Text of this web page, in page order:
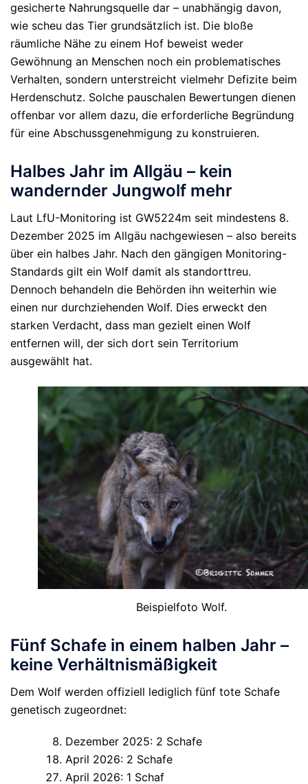
gesicherte Nahrungsquelle dar – unabhängig davon,
wie scheu das Tier grundsätzlich ist. Die bloße
räumliche Nähe zu einem Hof beweist weder
Gewöhnung an Menschen noch ein problematisches
Verhalten, sondern unterstreicht vielmehr Defizite beim
Herdenschutz. Solche pauschalen Bewertungen dienen
offenbar vor allem dazu, die erforderliche Begründung
für eine Abschussgenehmigung zu konstruieren.
Halbes Jahr im Allgäu – kein
wandernder Jungwolf mehr
Laut LfU-Monitoring ist GW5224m seit mindestens 8.
Dezember 2025 im Allgäu nachgewiesen – also bereits
über ein halbes Jahr. Nach den gängigen Monitoring-
Standards gilt ein Wolf damit als standorttreu.
Dennoch behandeln die Behörden ihn weiterhin wie
einen nur durchziehenden Wolf. Dies erweckt den
starken Verdacht, dass man gezielt einen Wolf
entfernen will, der sich dort sein Territorium
ausgewählt hat.
Beispielfoto Wolf.
Fünf Schafe in einem halben Jahr –
keine Verhältnismäßigkeit
Dem Wolf werden offiziell lediglich fünf tote Schafe
genetisch zugeordnet:
Dezember 2025: 2 Schafe
April 2026: 2 Schafe
April 2026: 1 Schaf